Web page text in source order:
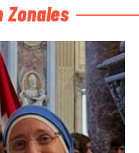
Zonales